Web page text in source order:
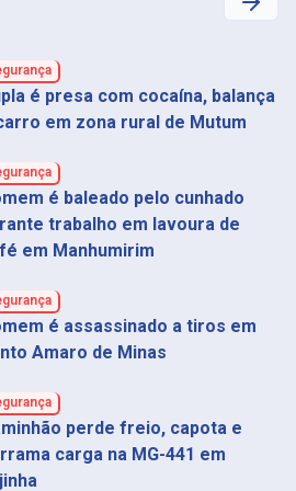
é presa com cocaína, balança
em zona rural de Mutum
é baleado pelo cunhado
trabalho em lavoura de
em Manhumirim
é assassinado a tiros em
Amaro de Minas
perde freio, capota e
carga na MG-441 em